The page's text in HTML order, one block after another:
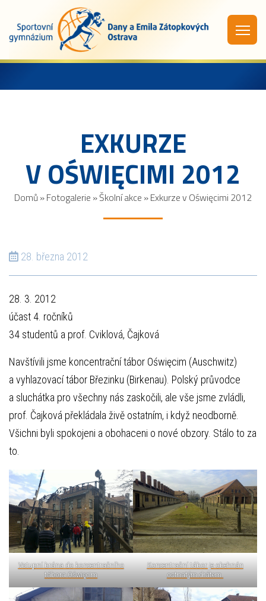
EXKURZE
V OŚWIĘCIMI 2012
Domů »Fotogalerie »Školní akce »Exkurze v Oświęcimi 2012
28. března 2012
28. 3. 2012
účast 4. ročníků
34 studentů a prof. Cviklová, Čajková
Navštívili jsme koncentrační tábor Oświęcim (Auschwitz)
a vyhlazovací tábor Březinku (Birkenau). Polský průvodce
a sluchátka pro všechny nás zaskočili, ale vše jsme zvládli,
prof. Čajková překládala živě ostatním, i když neodborně.
Všichni byli spokojeni a obohaceni o nové obzory. Stálo to za
to.
Vstupní brána do koncentračního
tábora Oświęcim
Koncentrační tábor je obehnán
ostnatým drátem.